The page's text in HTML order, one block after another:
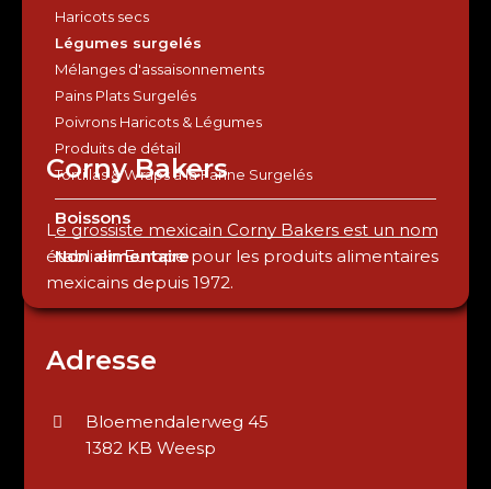
Haricots secs
Légumes surgelés
Mélanges d'assaisonnements
Pains Plats Surgelés
Poivrons Haricots & Légumes
Produits de détail
Tortillas & Wraps à la Farine Surgelés
Boissons
Non alimentaire
Corny Bakers
Le grossiste mexicain Corny Bakers est un nom
établi en Europe pour les produits alimentaires
mexicains depuis 1972.
Adresse
Bloemendalerweg 45
1382 KB Weesp